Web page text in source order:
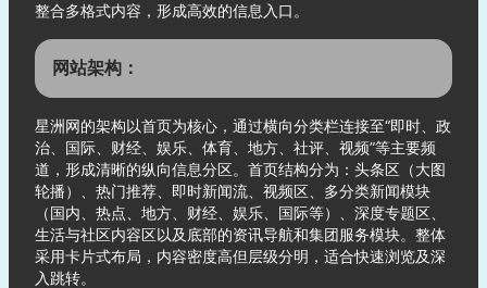
整合多格式内容，形成高效的信息入口。
网站架构：
星洲网的架构以首页为核心，通过横向分类栏连接至“即时、政
治、国际、财经、娱乐、体育、地方、社评、视频”等主要频
道，形成清晰的纵向信息分区。首页结构分为：头条区（大图
轮播）、热门推荐、即时新闻流、视频区、多分类新闻模块
（国内、热点、地方、财经、娱乐、国际等）、深度专题区、
生活与社区内容区以及底部的资讯导航和集团服务模块。整体
采用卡片式布局，内容密度高但层级分明，适合快速浏览及深
入跳转。